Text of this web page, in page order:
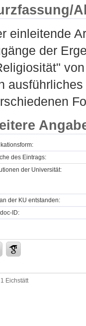
einleitende
der
des Eintrags:
der Universität:
der KU entstanden:
ID:
Eichstätt